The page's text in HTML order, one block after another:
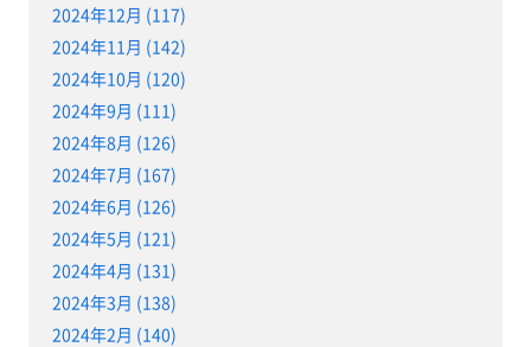
2024年12月 (117)
2024年11月 (142)
2024年10月 (120)
2024年9月 (111)
2024年8月 (126)
2024年7月 (167)
2024年6月 (126)
2024年5月 (121)
2024年4月 (131)
2024年3月 (138)
2024年2月 (140)